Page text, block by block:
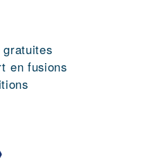
gratuites
en fusions